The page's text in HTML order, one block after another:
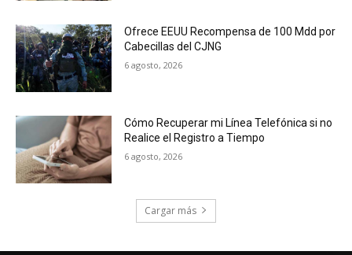
Ofrece EEUU Recompensa de 100 Mdd por
Cabecillas del CJNG
6 agosto, 2026
Cómo Recuperar mi Línea Telefónica si no
Realice el Registro a Tiempo
6 agosto, 2026
Cargar más